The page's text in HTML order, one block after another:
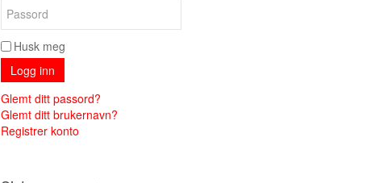
Husk meg
Logg inn
Glemt ditt passord?
Glemt ditt brukernavn?
Registrer konto